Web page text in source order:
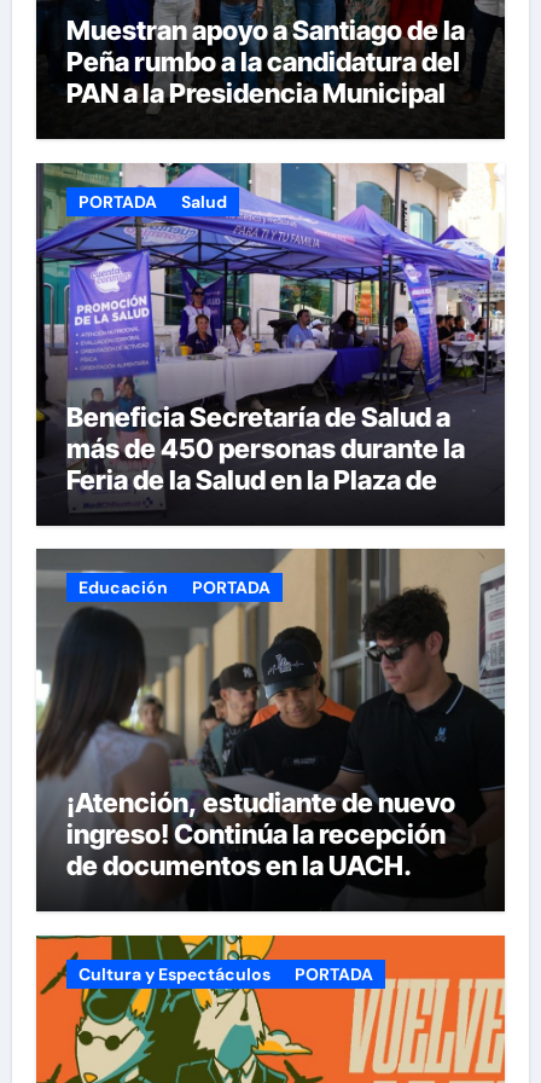
Muestran apoyo a Santiago de la
Peña rumbo a la candidatura del
PAN a la Presidencia Municipal
PORTADA Salud
Beneficia Secretaría de Salud a
más de 450 personas durante la
Feria de la Salud en la Plaza de
Armas
Educación PORTADA
¡Atención, estudiante de nuevo
ingreso! Continúa la recepción
de documentos en la UACH.
Cultura y Espectáculos PORTADA